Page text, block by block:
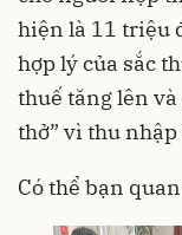
hiện là 11 triệu
hợp lý của sắc
thuế tăng lên
thở” vì thu
Có thể bạn